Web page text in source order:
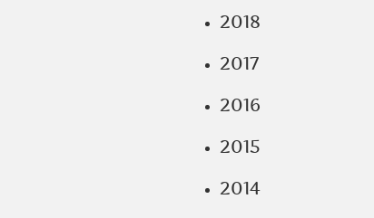
2018
2017
2016
2015
2014